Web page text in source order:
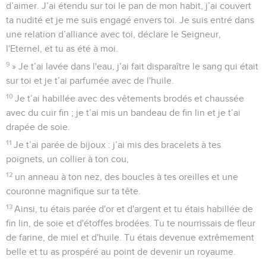
d’aimer. J’ai étendu sur toi le pan de mon habit, j’ai couvert
ta nudité et je me suis engagé envers toi. Je suis entré dans
une relation d’alliance avec toi, déclare le Seigneur,
l'Eternel, et tu as été à moi.
9 » Je t’ai lavée dans l'eau, j’ai fait disparaître le sang qui était
sur toi et je t’ai parfumée avec de l'huile.
10 Je t’ai habillée avec des vêtements brodés et chaussée
avec du cuir fin ; je t’ai mis un bandeau de fin lin et je t’ai
drapée de soie.
11 Je t’ai parée de bijoux : j’ai mis des bracelets à tes
poignets, un collier à ton cou,
12 un anneau à ton nez, des boucles à tes oreilles et une
couronne magnifique sur ta tête.
13 Ainsi, tu étais parée d'or et d'argent et tu étais habillée de
fin lin, de soie et d'étoffes brodées. Tu te nourrissais de fleur
de farine, de miel et d'huile. Tu étais devenue extrêmement
belle et tu as prospéré au point de devenir un royaume.